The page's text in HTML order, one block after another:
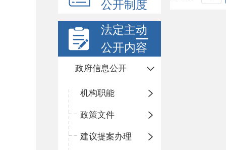
公开制度
法定主动
公开内容
政府信息公开
机构职能
政策文件
建议提案办理